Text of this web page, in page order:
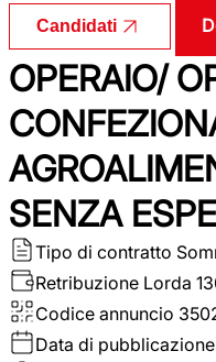
Candidati
OPERAIO/
SENZA
Tipo di contratto
Retribuzione Lorda
Codice annuncio
Data di pubblicazione